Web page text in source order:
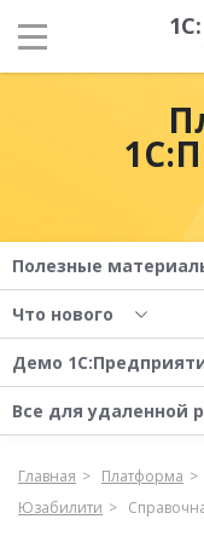
Полезные
Что нового
Демо
Все для удаленной
Главная Платформа
Юзабилити